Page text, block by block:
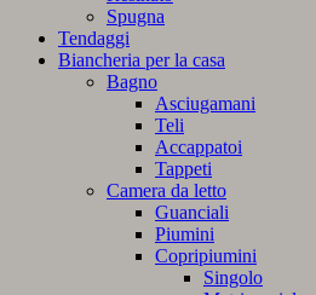
Spugna
Tendaggi
Biancheria per la casa
Bagno
Asciugamani
Teli
Accappatoi
Tappeti
Camera da letto
Guanciali
Piumini
Copripiumini
Singolo